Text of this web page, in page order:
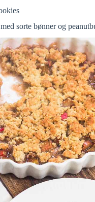
sorte bønner og